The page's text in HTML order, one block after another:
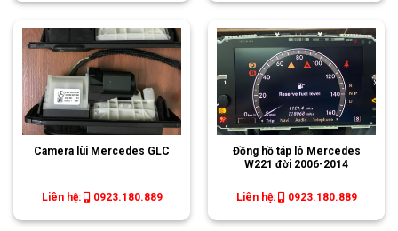
Camera lùi Mercedes GLC
Liên hệ: 0923.180.889
Đồng hồ táp lô Mercedes
W221 đời 2006-2014
Liên hệ: 0923.180.889